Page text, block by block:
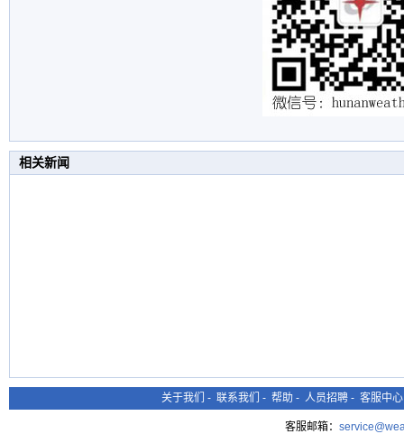
相关新闻
关于我们 - 联系我们 - 帮助 - 人员招聘 - 客服中心
客服邮箱：